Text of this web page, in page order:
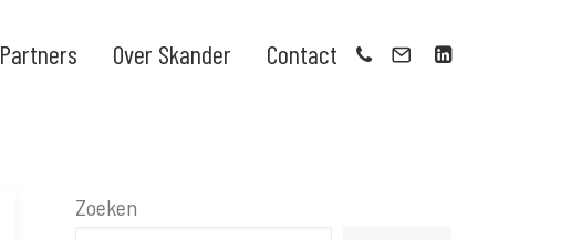
Partners Over Skander Contact
Zoeken